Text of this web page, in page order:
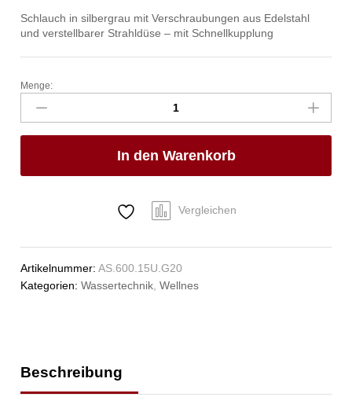
Schlauch in silbergrau mit Verschraubungen aus Edelstahl
und verstellbarer Strahldüse – mit Schnellkupplung
spa
Kneipp'sche
Garnitur
3/4"
27mm
Menge:
In den Warenkorb
Vergleichen
Artikelnummer:AS.600.15U.G20
Kategorien:Wassertechnik,Wellnes
Beschreibung